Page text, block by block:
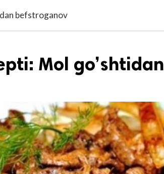
befstroganov
Mol go’shtidan